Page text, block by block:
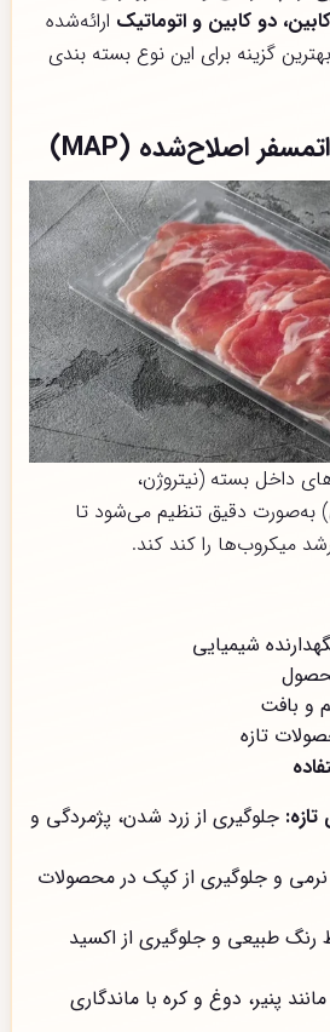
دو کابین و اتوماتیک ارائه‌شده
گزینه برای این نوع بسته بندی
داخل بسته (نیتروژن،
به‌صورت دقیق تنظیم می‌شود تا
میکروب‌ها را کند کند.
شیمیایی
و بافت
تازه
جلوگیری از زرد شدن، پژمردگی و
و جلوگیری از کپک در محصولات
طبیعی و جلوگیری از اکسید
مانند پنیر، دوغ و کره با ماندگاری